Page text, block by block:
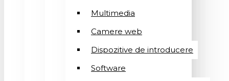
Multimedia
Camere web
Dispozitive de introducere
Software